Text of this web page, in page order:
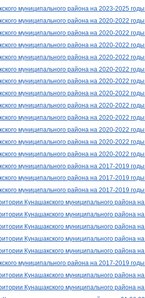
муниципального района на 2023-2025
муниципального района на 2020-2022
муниципального района на 2020-2022
муниципального района на 2020-2022
муниципального района на 2020-2022
муниципального района на 2020-2022
муниципального района на 2020-2022
муниципального района на 2020-2022
муниципального района на 2020-2022
муниципального района на 2020-2022
муниципального района на 2020-2022
муниципального района на 2020-2022
муниципального района на 2020-2022
муниципального района на 2017-2019
муниципального района на 2017-2019
муниципального района на 2017-2019
Кунашакского муниципального района
Кунашакского муниципального района
Кунашакского муниципального района
Кунашакского муниципального района
Кунашакского муниципального района
муниципального района на 2017-2019
Кунашакского муниципального района на
Кунашакского муниципального района на